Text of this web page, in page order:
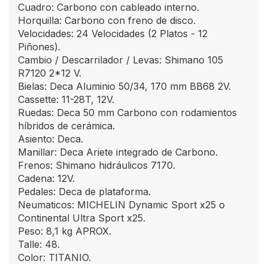
Cuadro: Carbono con cableado interno.
Horquilla: Carbono con freno de disco.
Velocidades: 24 Velocidades (2 Platos - 12
Piñones).
Cambio / Descarrilador / Levas: Shimano 105
R7120 2*12 V.
Bielas: Deca Aluminio 50/34, 170 mm BB68 2V.
Cassette: 11-28T, 12V.
Ruedas: Deca 50 mm Carbono con rodamientos
híbridos de cerámica.
Asiento: Deca.
Manillar: Deca Ariete integrado de Carbono.
Frenos: Shimano hidráulicos 7170.
Cadena: 12V.
Pedales: Deca de plataforma.
Neumaticos: MICHELIN Dynamic Sport x25 o
Continental Ultra Sport x25.
Peso: 8,1 kg APROX.
Talle: 48.
Color: TITANIO.